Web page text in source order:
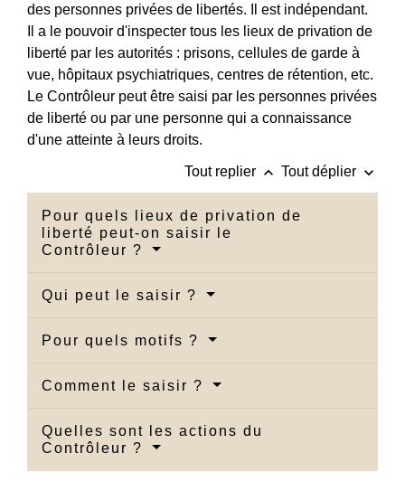
des personnes privées de libertés. Il est indépendant.
Il a le pouvoir d'inspecter tous les lieux de privation de
liberté par les autorités : prisons, cellules de garde à
vue, hôpitaux psychiatriques, centres de rétention, etc.
Le Contrôleur peut être saisi par les personnes privées
de liberté ou par une personne qui a connaissance
d'une atteinte à leurs droits.
Tout replier keyboard_arrow_up Tout déplier keyboard_arrow_down
Pour quels lieux de privation de
liberté peut-on saisir le
Contrôleur ?
Qui peut le saisir ?
Pour quels motifs ?
Comment le saisir ?
Quelles sont les actions du
Contrôleur ?